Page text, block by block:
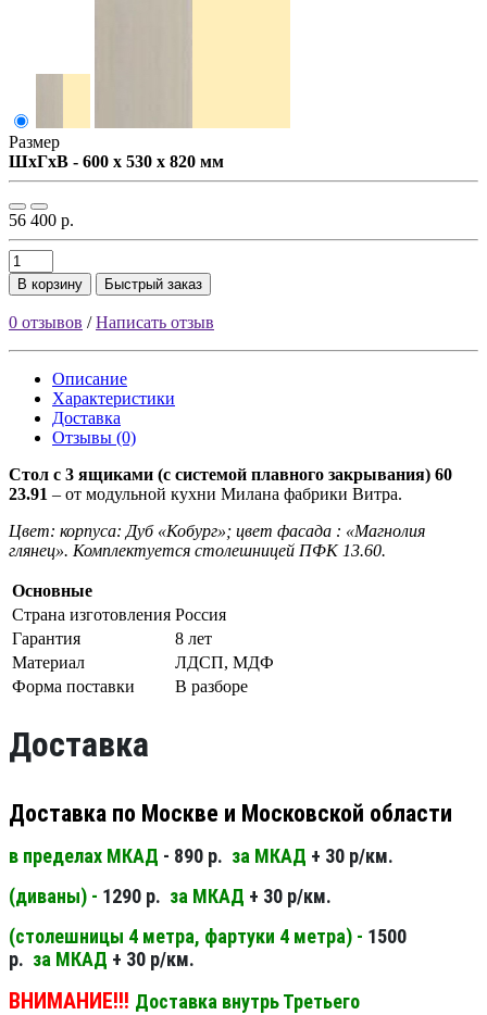
Размер
ШxГxВ - 600 x 530 x 820 мм
56 400 р.
В корзину Быстрый заказ
0 отзывов /Написать отзыв
Описание
Характеристики
Доставка
Отзывы (0)
Стол с 3 ящиками (с системой плавного закрывания) 60
23.91 – от модульной кухни Милана фабрики Витра.
Цвет: корпуса: Дуб «Кобург»; цвет фасада : «Магнолия
глянец». Комплектуется столешницей ПФК 13.60.
Основные
Страна изготовления Россия
Гарантия
8 лет
Материал
ЛДСП, МДФ
Форма поставки
В разборе
Доставка
Доставка по Москве и Московской области
в пределах МКАД - 890 р. за МКАД + 30 р/км.
(диваны) - 1290 р. за МКАД + 30 р/км.
(столешницы 4 метра, фартуки 4 метра) - 1500
р. за МКАД + 30 р/км.
ВНИМАНИЕ!!! Доставка внутрь Третьего